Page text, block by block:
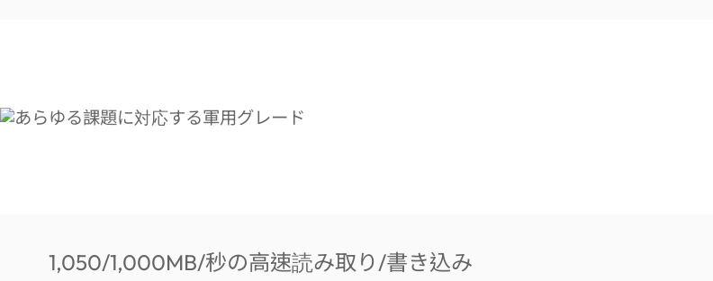
1,050/1,000MB/秒の高速読み取り/書き込み